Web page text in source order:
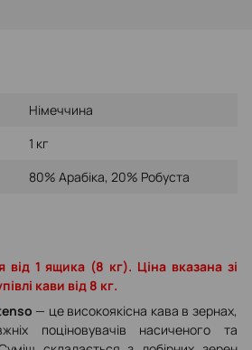
Німеччина
1 кг
80% Арабіка, 20% Робуста
від 1 ящика (8 кг). Ціна вказана зі
кави від 8 кг.
— це високоякісна кава в зернах,
поціновувачів насиченого та